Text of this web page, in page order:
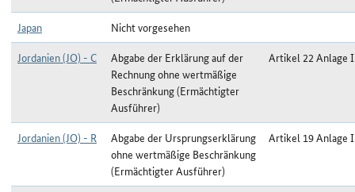
Japan
Nicht vorgesehen
Jordanien (JO) - C
Abgabe der Erklärung auf der
Rechnung ohne wertmäßige
Beschränkung (Ermächtigter
Ausführer)
Artikel 22 Anlage I
Jordanien (JO) - R
Abgabe der Ursprungserklärung
ohne wertmäßige Beschränkung
(Ermächtigter Ausführer)
Artikel 19 Anlage I